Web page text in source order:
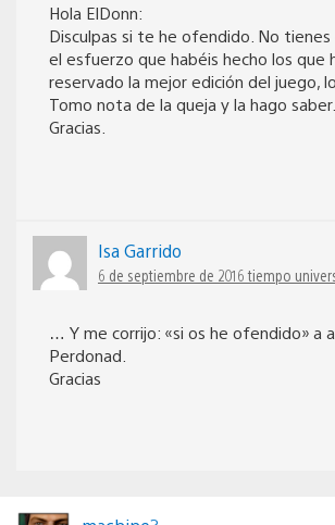
Hola ElDonn:
Disculpas si te he ofendido. No
el esfuerzo que habéis hecho los que
reservado la mejor edición del juego,
Tomo nota de la queja y la hago saber.
Gracias.
Isa Garrido
6 de septiembre de 2016 tiempo
… Y me corrijo: «si os he ofendido» a
Perdonad.
Gracias